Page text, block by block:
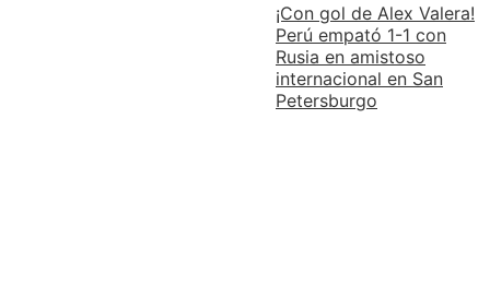
¡Con gol de Alex Valera!
Perú empató 1-1 con
Rusia en amistoso
internacional en San
Petersburgo